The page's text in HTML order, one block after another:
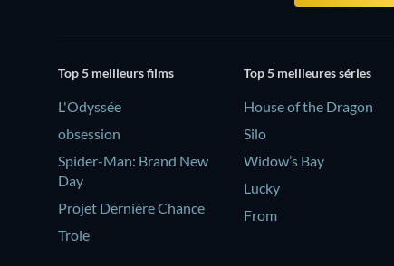
Top 5 meilleurs films
L'Odyssée
obsession
Spider-Man: Brand New
Day
Projet Dernière Chance
Troie
Top 5 meilleures séries
House of the Dragon
Silo
Widow’s Bay
Lucky
From